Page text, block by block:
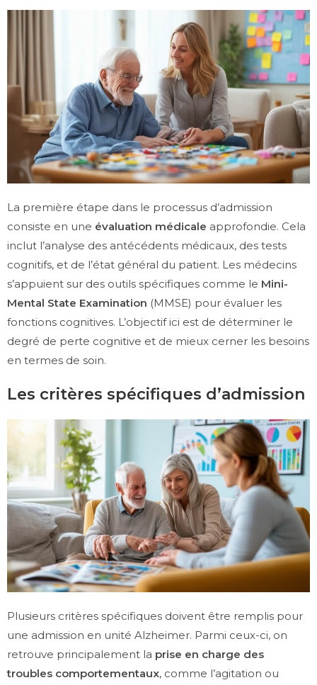
La première étape dans le processus d’admission
consiste en une évaluation médicale approfondie. Cela
inclut l’analyse des antécédents médicaux, des tests
cognitifs, et de l’état général du patient. Les médecins
s’appuient sur des outils spécifiques comme le Mini-
Mental State Examination (MMSE) pour évaluer les
fonctions cognitives. L’objectif ici est de déterminer le
degré de perte cognitive et de mieux cerner les besoins
en termes de soin.
Les critères spécifiques d’admission
Plusieurs critères spécifiques doivent être remplis pour
une admission en unité Alzheimer. Parmi ceux-ci, on
retrouve principalement la prise en charge des
troubles comportementaux, comme l’agitation ou